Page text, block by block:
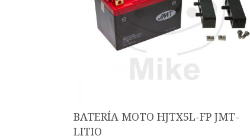
BATERÍA MOTO HJTX5L-FP JMT-
LITIO